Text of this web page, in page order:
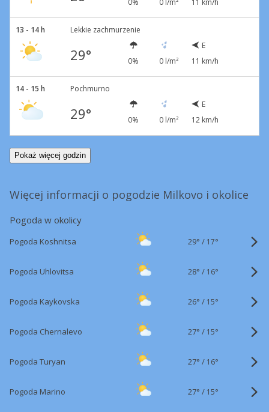
0% 0 l/m²
11 km/h
13 - 14 h Lekkie zachmurzenie
29° 0% 0 l/m²
E
11 km/h
14 - 15 h Pochmurno
29° 0% 0 l/m²
E
12 km/h
Pokaż więcej godzin
Więcej informacji o pogodzie Milkovo i okolice
Pogoda w okolicy
Pogoda Koshnitsa 29° / 17°
Pogoda Uhlovitsa 28° / 16°
Pogoda Kaykovska 26° / 15°
Pogoda Chernalevo 27° / 15°
Pogoda Turyan 27° / 16°
Pogoda Marino 27° / 15°